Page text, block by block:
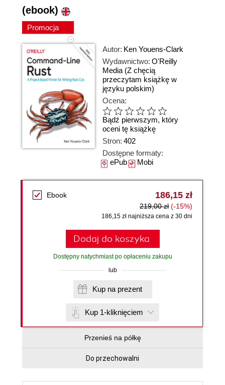
(ebook)
Promocja
Autor: Ken Youens-Clark
Wydawnictwo: O'Reilly
Media (Z chęcią
przeczytam książkę w
języku polskim)
Ocena:
Bądź pierwszym, który
oceni tę książkę
Stron: 402
Dostępne formaty:
ePubMobi
Ebook 186,15 zł
219,00 zł (-15%)
186,15 zł najniższa cena z 30 dni
Dodaj do koszyka
Dostępny natychmiast po opłaceniu zakupu
lub
Kup na prezent
Kup 1-kliknięciem
Przenieś na półkę
Do przechowalni